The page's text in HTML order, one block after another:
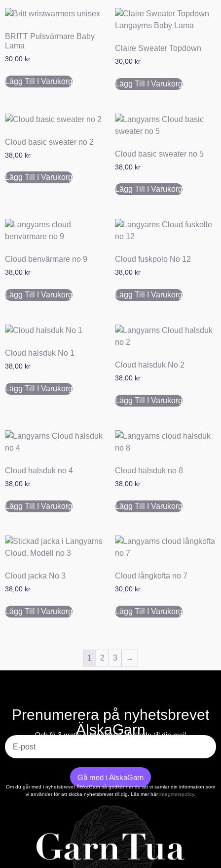
BRITT Pulsvärmare Baby
Lama
30,00 kr
Lägg Till I Varukorg
Claire Sweater Topdown
30,00 kr
Lägg Till I Varukorg
Cloud basic sweater no 2
38,00 kr
Lägg Till I Varukorg
Cloud basic sweater no 5
38,00 kr
Lägg Till I Varukorg
Cloud benvärmare no 9
38,00 kr
Lägg Till I Varukorg
Cloud fuskpolo No 12
38,00 kr
Lägg Till I Varukorg
Cloud halsduk No 1
38,00 kr
Lägg Till I Varukorg
Cloud halsduk No 2
38,00 kr
Lägg Till I Varukorg
Cloud halsduk no 4
38,00 kr
Lägg Till I Varukorg
Cloud halsduk no 8
38,00 kr
Lägg Till I Varukorg
Cloud jacka No 3
38,00 kr
Lägg Till I Varukorg
Cloud långkofta no 7
30,00 kr
Lägg Till I Varukorg
1 2 3 →
Prenumerera på nyhetsbrevet
ÄlskaGarn
Och få 3 gratis stickmönster skickade till din mail
Gå med i ÄlskaGarn
Om du går med i nyhetsbrevet ÄlskaGarn så godkänner du att vi samlar din information som
vi använder för att skicka nyhetsbrevet till dig. Läs mer härintegritetspolicy.